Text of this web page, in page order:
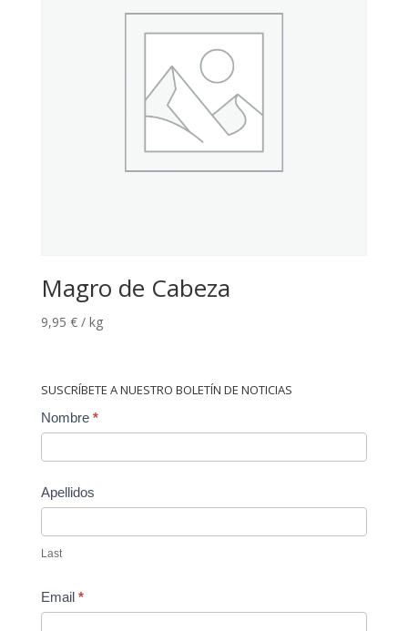
Magro de Cabeza
9,95 € / kg
SUSCRÍBETE A NUESTRO BOLETÍN DE NOTICIAS
Contact
Nombre *
Apellidos
Last
Email *